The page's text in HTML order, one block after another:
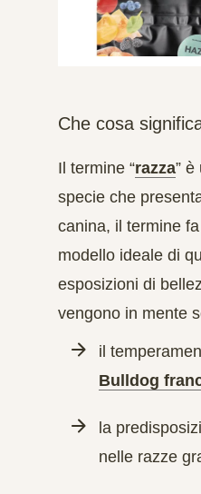
Che cosa
Il termine “razza”
specie che
canina, il termine
modello ideale di
esposizioni di
vengono in mente
il
Bulldog
la
nelle razze